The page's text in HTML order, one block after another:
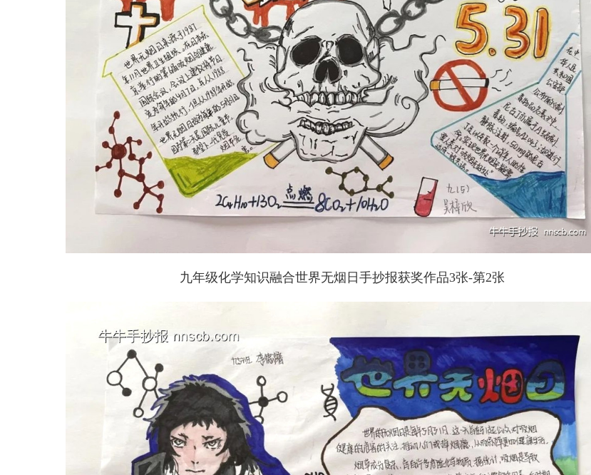
九年级化学知识融合世界无烟日手抄报获奖作品3张-第2张